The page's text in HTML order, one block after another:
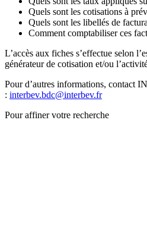
Quels sont les cotisations à
Quels sont les libellés de
Comment comptabiliser ces
L’accès aux fiches s’effectue selon
générateur de cotisation et/ou
Pour d’autres informations, contact
: interbev.bdc@interbev.fr
Pour affiner votre recherche